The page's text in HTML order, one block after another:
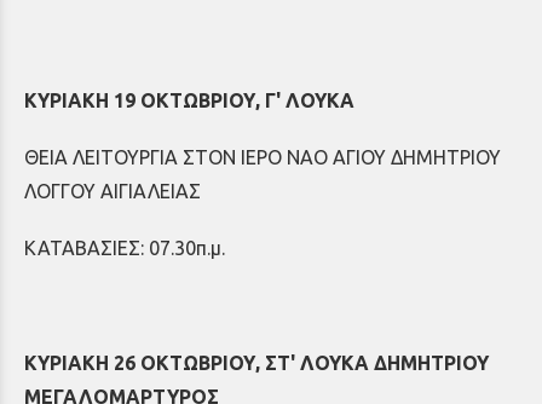
ΚΥΡΙΑΚΗ 19 ΟΚΤΩΒΡΙΟΥ, Γ' ΛΟΥΚΑ
ΘΕΙΑ ΛΕΙΤΟΥΡΓΙΑ ΣΤΟΝ ΙΕΡΟ ΝΑΟ ΑΓΙΟΥ ΔΗΜΗΤΡΙΟΥ
ΛΟΓΓΟΥ ΑΙΓΙΑΛΕΙΑΣ
ΚΑΤΑΒΑΣΙΕΣ: 07.30π.μ.
ΚΥΡΙΑΚΗ 26 ΟΚΤΩΒΡΙΟΥ, ΣΤ' ΛΟΥΚΑ ΔΗΜΗΤΡΙΟΥ
ΜΕΓΑΛΟΜΑΡΤΥΡΟΣ